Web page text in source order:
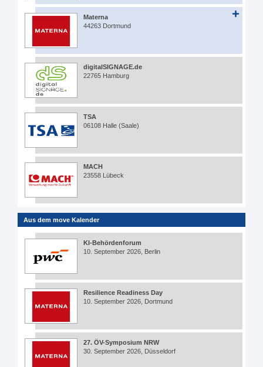
Materna
44263 Dortmund
digitalSIGNAGE.de
22765 Hamburg
TSA
06108 Halle (Saale)
MACH
23558 Lübeck
Aus dem move Kalender
KI-Behördenforum
10. September 2026, Berlin
Resilience Readiness Day
10. September 2026, Dortmund
27. ÖV-Symposium NRW
30. September 2026, Düsseldorf